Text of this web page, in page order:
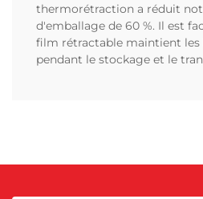
thermorétraction a réduit
d'emballage de 60 %. Il est
film rétractable maintient les
pendant le stockage et le